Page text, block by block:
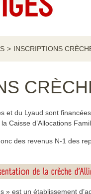
> INSCRIPTIONS
et du Lyaud sont
Caisse d’Allocations
des revenus N-1 des
» est un établissement